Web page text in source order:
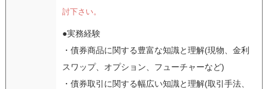
討下さい。
●実務経験
・債券商品に関する豊富な知識と理解(現物、金利
スワップ、オプション、フューチャーなど)
・債券取引に関する幅広い知識と理解(取引手法、